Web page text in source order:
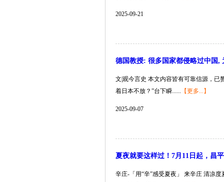
2025-09-21
德国教授: 很多国家都侵略过中国,
文|观今言史 本文内容皆有可靠信源，已
着日本不放？”台下瞬...... 【更多...】
2025-09-07
夏夜就要这样过！7月11日起，昌
辛庄-「用“辛”感受夏夜」 来辛庄 清凉